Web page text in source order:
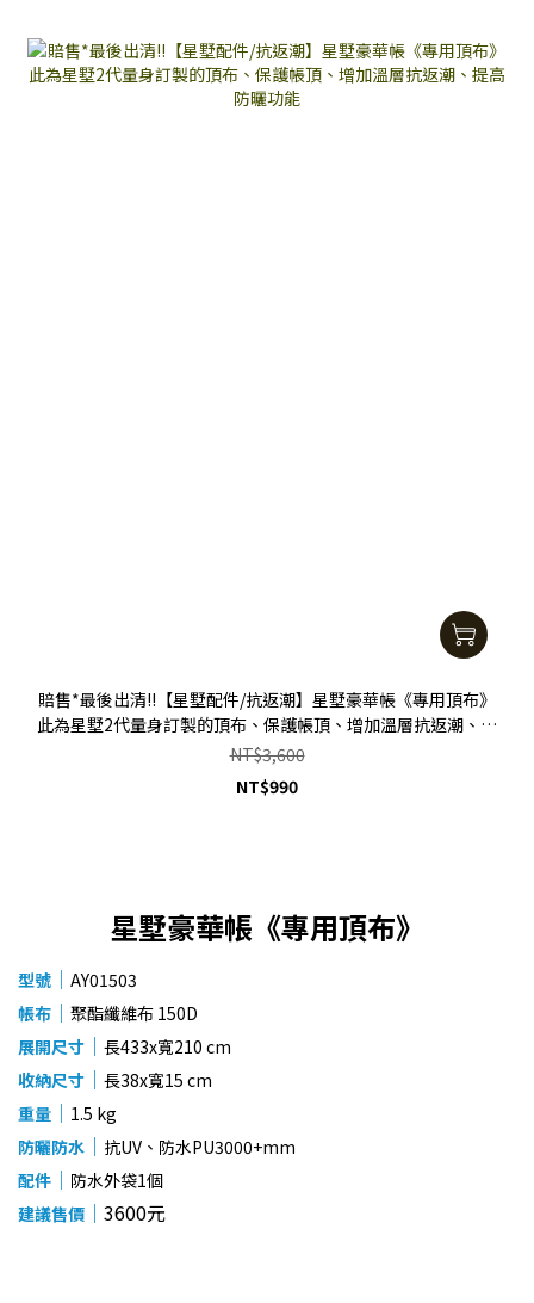
賠售*最後出清!!【星墅配件/抗返潮】星墅豪華帳《專用頂布》
此為星墅2代量身訂製的頂布、保護帳頂、增加溫層抗返潮、提
高防曬功能
NT$3,600
NT$990
星墅豪華帳《專用頂布》
型號 ｜ AY01503
帳布 ｜ 聚酯纖維布 150D
展開尺寸 ｜ 長433x寬210 cm
收納尺寸 ｜ 長38x寬15 cm
重量 ｜ 1.5 kg
防曬防水 ｜ 抗UV、防水PU3000+mm
配件 ｜ 防水外袋1個
建議售價 ｜ 3600元